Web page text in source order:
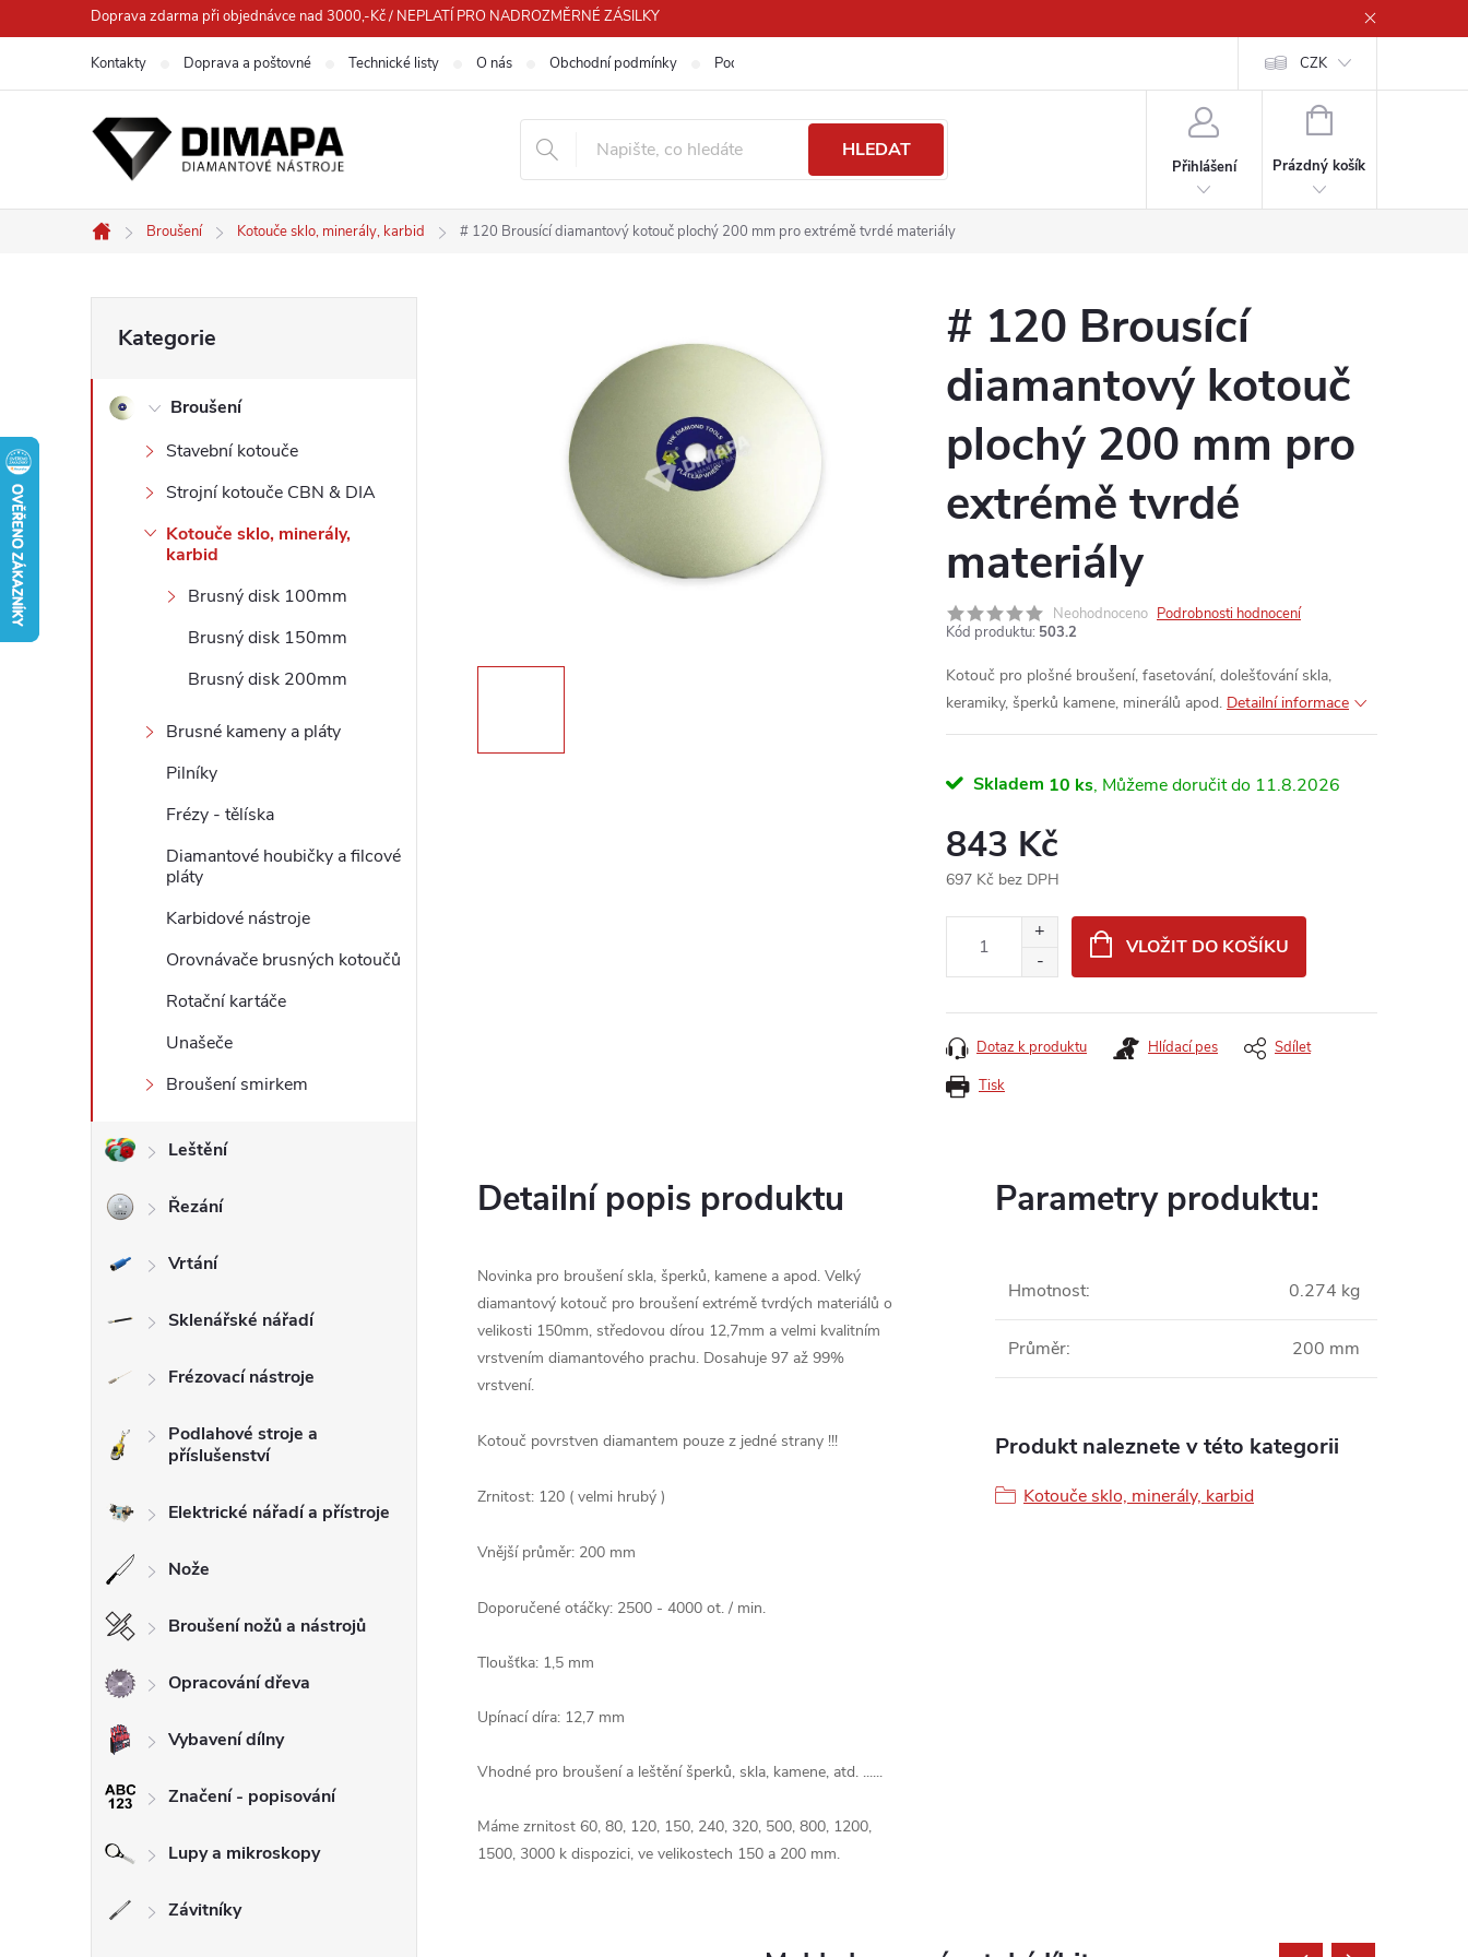
na
Doprava zdarma při objednávce nad 3000,-Kč / NEPLATÍ PRO NADROZMĚRNÉ ZÁSILKY
Kontakty Doprava a poštovné Technické listy O nás Obchodní podmínky Podmínky ochrany osobních údajů CZK
HLEDAT
Přihlášení
NÁKUPNÍ
Prázdný košík
Domů
Broušení Kotouče sklo, minerály, karbid # 120 Brousící diamantový kotouč plochý 200 mm pro extrémě tvrdé materiály
o
kategorie
Kategorie
Broušení
Stavební kotouče
Strojní kotouče CBN & DIA
Kotouče sklo, minerály,
karbid
Brusný disk 100mm
Brusný disk 150mm
Brusný disk 200mm
Brusné kameny a pláty
Pilníky
Frézy - tělíska
Diamantové houbičky a filcové
pláty
Karbidové nástroje
Orovnávače brusných kotoučů
Rotační kartáče
Unašeče
Broušení smirkem
Leštění
Řezání
Vrtání
Sklenářské nářadí
Frézovací nástroje
Podlahové stroje a
příslušenství
Elektrické nářadí a přístroje
Nože
Broušení nožů a nástrojů
Opracování dřeva
Vybavení dílny
Značení - popisování
Lupy a mikroskopy
Závitníky
# 120 Brousící
diamantový kotouč
plochý 200 mm pro
extrémě tvrdé
materiály
Neohodnoceno Podrobnosti hodnocení
Kód produktu: 503.2
Kotouč pro plošné broušení, fasetování, dolešťování skla,
keramiky, šperků kamene, minerálů apod. Detailní informace
Skladem 10 ks 11.8.2026
843 Kč
697 Kč bez DPH
VLOŽIT DO KOŠÍKU
Tisk
Dotaz k produktu Hlídací pes Sdílet
Detailní popis produktu
Novinka pro broušení skla, šperků, kamene a apod. Velký
diamantový kotouč pro broušení extrémě tvrdých materiálů o
velikosti 150mm, středovou dírou 12,7mm a velmi kvalitním
vrstvením diamantového prachu. Dosahuje 97 až 99%
vrstvení.
Kotouč povrstven diamantem pouze z jedné strany !!!
Zrnitost: 120 ( velmi hrubý )
Vnější průměr: 200 mm
Doporučené otáčky: 2500 - 4000 ot. / min.
Tloušťka: 1,5 mm
Upínací díra: 12,7 mm
Vhodné pro broušení a leštění šperků, skla, kamene, atd. ......
Máme zrnitost 60, 80, 120, 150, 240, 320, 500, 800, 1200,
1500, 3000 k dispozici, ve velikostech 150 a 200 mm.
Parametry produktu:
Hmotnost: 0.274 kg
Průměr: 200 mm
Produkt naleznete v této kategorii
Kotouče sklo, minerály, karbid